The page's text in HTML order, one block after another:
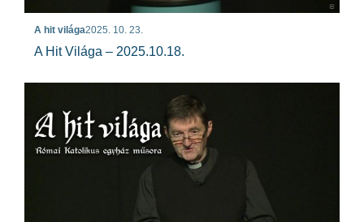
A hit világa2025. 10. 23.
A Hit Világa – 2025.10.18.